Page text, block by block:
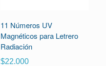
11 Números UV
Magnéticos para Letrero
Radiación
$22.000